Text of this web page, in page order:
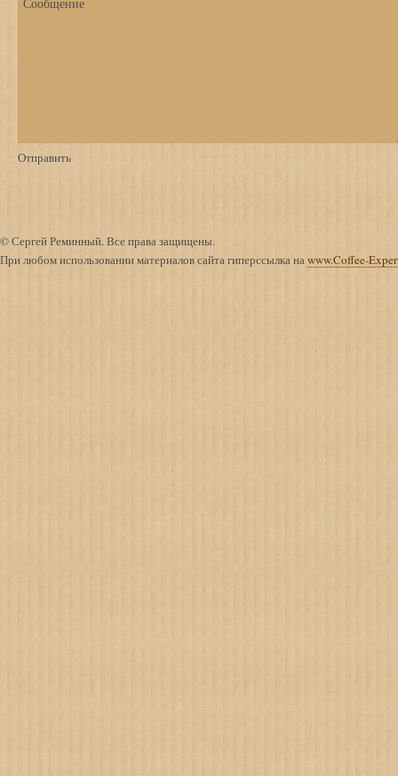
© Сергей Реминный. Все права защищены.
При любом использовании материалов сайта гиперссылка на www.Coffee-